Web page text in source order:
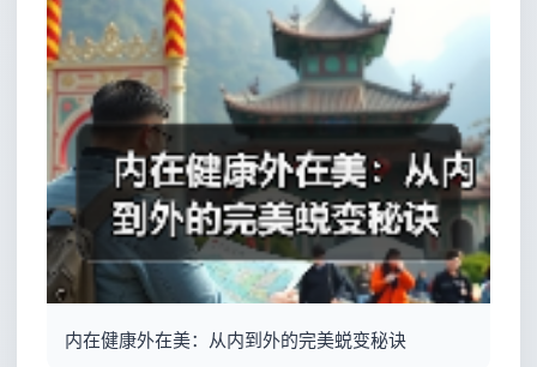
内在健康外在美：从内到外的完美蜕变秘诀